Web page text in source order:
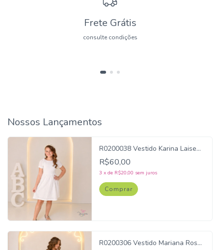
Frete Grátis
consulte condições
Nossos Lançamentos
R0200038 Vestido Karina Laise
Off
R$60,00
3 x de R$20,00 sem juros
Comprar
R0200306 Vestido Mariana Rosa